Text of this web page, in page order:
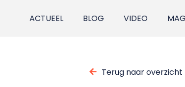
ACTUEEL BLOG VIDEO
Terug naar overzicht